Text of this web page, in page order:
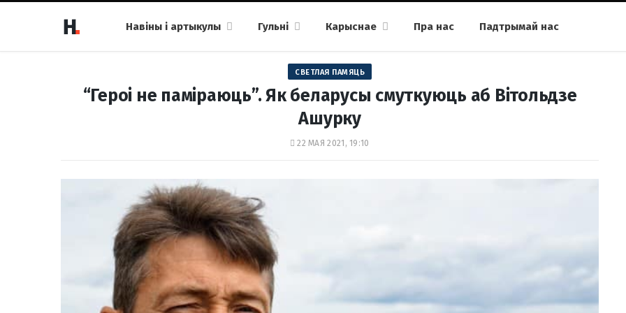
Навіны і артыкулы Гульні Карыснае Пра нас Падтрымай нас
СВЕТЛАЯ ПАМЯЦЬ
“Героі не паміраюць”. Як беларусы смуткуюць аб Вітольдзе
Ашурку
22 МАЯ 2021, 19:10